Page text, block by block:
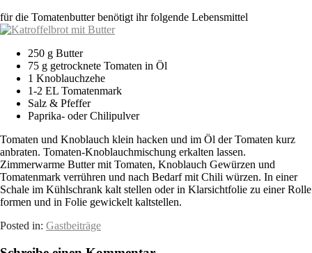
für die Tomatenbutter benötigt ihr folgende Lebensmittel
250 g Butter
75 g getrocknete Tomaten in Öl
1 Knoblauchzehe
1-2 EL Tomatenmark
Salz & Pfeffer
Paprika- oder Chilipulver
Tomaten und Knoblauch klein hacken und im Öl der Tomaten kurz
anbraten. Tomaten-Knoblauchmischung erkalten lassen.
Zimmerwarme Butter mit Tomaten, Knoblauch Gewürzen und
Tomatenmark verrühren und nach Bedarf mit Chili würzen. In einer
Schale im Kühlschrank kalt stellen oder in Klarsichtfolie zu einer Rolle
formen und in Folie gewickelt kaltstellen.
Posted in: Gastbeiträge